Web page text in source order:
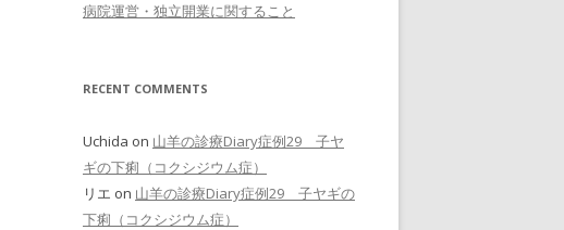
病院運営・独立開業に関すること
RECENT COMMENTS
Uchida on 山羊の診療Diary症例29 子ヤ
ギの下痢（コクシジウム症）
リエ on 山羊の診療Diary症例29 子ヤギの
下痢（コクシジウム症）